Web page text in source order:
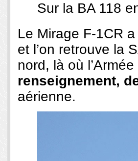
Sur la BA 118
Le Mirage F-1CR
et l’on retrouve la
nord, là où
renseignement,
aérienne.